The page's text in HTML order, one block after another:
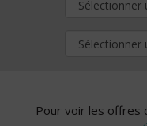
Pour voir les offres